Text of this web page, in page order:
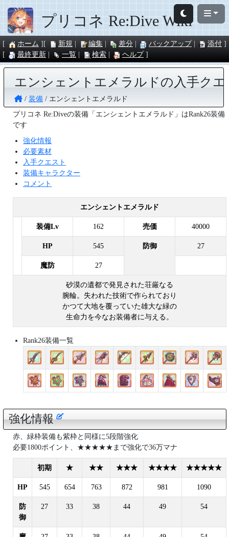
プリコネ Re:Dive Wiki
ホーム 新規 編集 差分 バックアップ
添付
最終更新
一覧 検索 ヘルプ
エンシェントエメラルドの入手ク
装備
エンシェントエメラルド
プリコネ Re:Diveの装備「エンシェントエメラルド」はRank26装備
です
強化情報
必要素材
入手クエスト
装備キャラクター
コメント
エンシェントエメラルド
装備Lv 162 売価 40000
HP 545 防御 27
魔防 27
砂漠の遺都で発見された荘厳なる
腕輪。失われた技術で作られており
かつて大地を覆っていた雄大な緑の
生命力を今なお装備者に与える。
Rank26装備一覧
強化情報
赤、緑枠装備も紫枠と同様に5段階強化
必要1800ポイント、★★★★★まで強化で36万マナ
初期 ★ ★★ ★★★ ★★★★ ★★★★★
HP 545 654 763 872 981 1090
防
御
27 33 38 44 49 54